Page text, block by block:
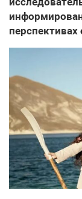
перспективах